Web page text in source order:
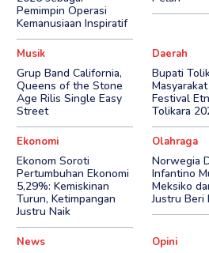
Pemimpin Operasi
Kemanusiaan Inspiratif
Musik
Grup Band California,
Queens of the Stone
Age Rilis Single Easy
Street
Daerah
Bupati
Festival
Tolikara
Ekonomi
Ekonom Soroti
Pertumbuhan Ekonomi
5,29%: Kemiskinan
Turun, Ketimpangan
Justru Naik
Olahraga
Norwegia
Infantino
Meksiko
Justru Beri
News Opini